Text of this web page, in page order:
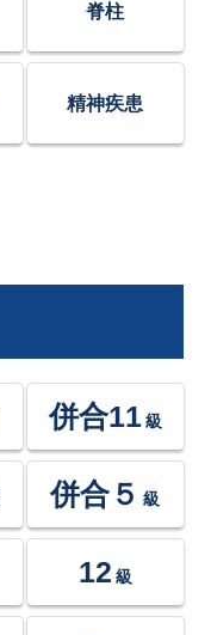
脊柱
精神疾患
併合11 級
併合５ 級
12 級